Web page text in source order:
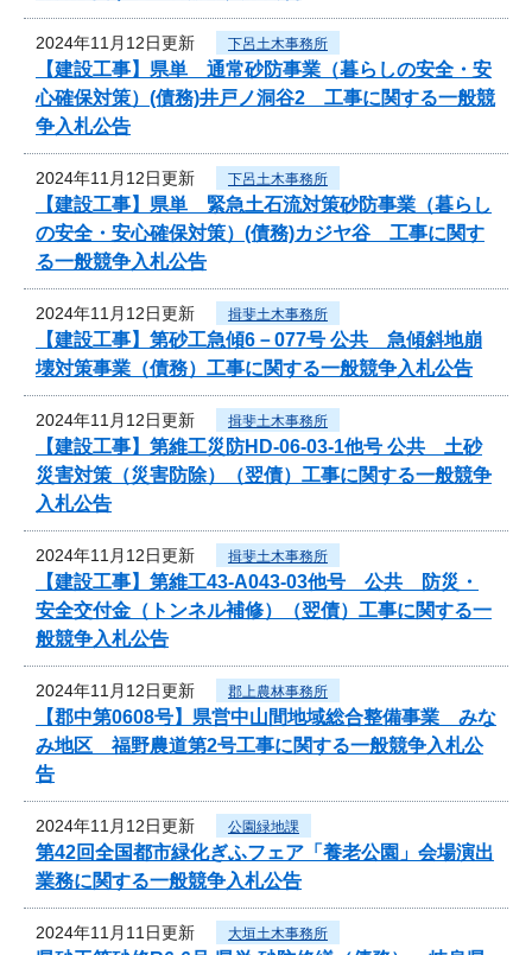
2024年11月12日更新 下呂土木事務所
【建設工事】県単 通常砂防事業（暮らしの安全・安
心確保対策）(債務)井戸ノ洞谷2 工事に関する一般競
争入札公告
2024年11月12日更新 下呂土木事務所
【建設工事】県単 緊急土石流対策砂防事業（暮らし
の安全・安心確保対策）(債務)カジヤ谷 工事に関す
る一般競争入札公告
2024年11月12日更新 揖斐土木事務所
【建設工事】第砂工急傾6－077号 公共 急傾斜地崩
壊対策事業（債務）工事に関する一般競争入札公告
2024年11月12日更新 揖斐土木事務所
【建設工事】第維工災防HD-06-03-1他号 公共 土砂
災害対策（災害防除）（翌債）工事に関する一般競争
入札公告
2024年11月12日更新 揖斐土木事務所
【建設工事】第維工43-A043-03他号 公共 防災・
安全交付金（トンネル補修）（翌債）工事に関する一
般競争入札公告
2024年11月12日更新 郡上農林事務所
【郡中第0608号】県営中山間地域総合整備事業 みな
み地区 福野農道第2号工事に関する一般競争入札公
告
2024年11月12日更新 公園緑地課
第42回全国都市緑化ぎふフェア「養老公園」会場演出
業務に関する一般競争入札公告
2024年11月11日更新 大垣土木事務所